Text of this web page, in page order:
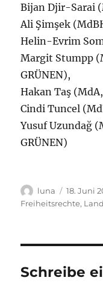
Bijan Djir-Sarai
Ali Şimşek
Helin-Evrim
Margit Stumpp
GRÜNEN),
Hakan Taş
Cindi Tuncel
Yusuf Uzundağ
GRÜNEN)
Autor
luna
am
18. Juni
Freiheitsrechte,
Schreibe